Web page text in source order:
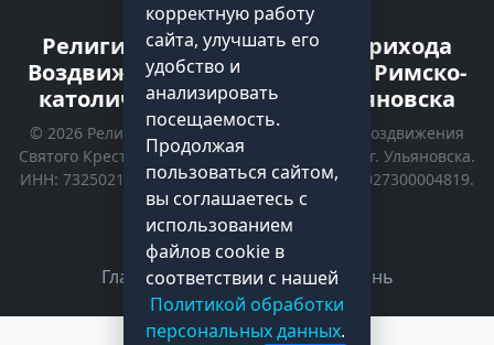
Религиозная организация прихода
Воздвижения Святого Креста Римско-
католической Церкви г. Ульяновска
© 2026 Религиозная организация прихода Воздвижения
Святого Креста Римско-католической Церкви г. Ульяновска.
ИНН: 7325021535 | КПП: 732501001 | ОГРН: 1027300004819.
Все права защищены.
Политика конфиденциальности
ГлавнаяKонтактыДуховная жизнь
корректную работу
сайта, улучшать его
удобство и
анализировать
посещаемость.
Продолжая
пользоваться сайтом,
вы соглашаетесь с
использованием
файлов cookie в
соответствии с нашей
Политикой обработки
персональных данных.